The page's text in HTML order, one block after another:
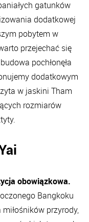
gatunków
dodatkowej
pobytem w
przejechać się
pochłonęła
dodatkowym
w jaskini Tham
rozmiarów
obowiązkowa.
Bangkoku
przyrody,